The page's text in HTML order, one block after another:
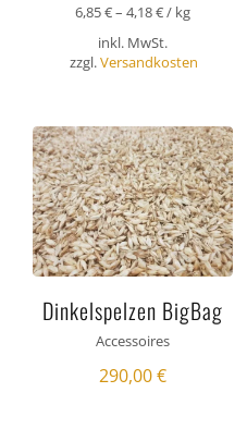
6,85€– 4,18€/ kg
inkl. MwSt.
zzgl.Versandkosten
Dinkelspelzen BigBag
Accessoires
290,00€